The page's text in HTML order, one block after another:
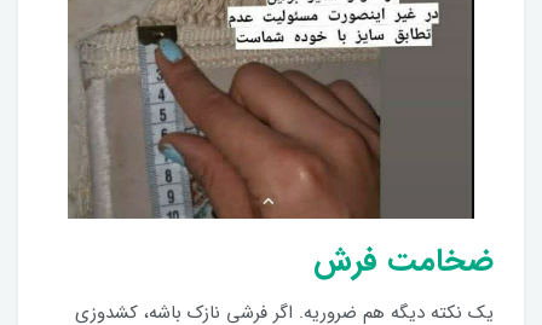
ضخامت فرش
یک نکته دیگه هم ضروریه. اگر فرشی نازک باشه، کشدوزی